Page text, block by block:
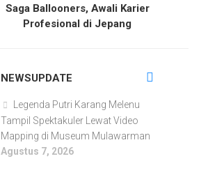
Saga Ballooners, Awali Karier
Profesional di Jepang
NEWSUPDATE
Legenda Putri Karang Melenu
Tampil Spektakuler Lewat Video
Mapping di Museum Mulawarman
Agustus 7, 2026